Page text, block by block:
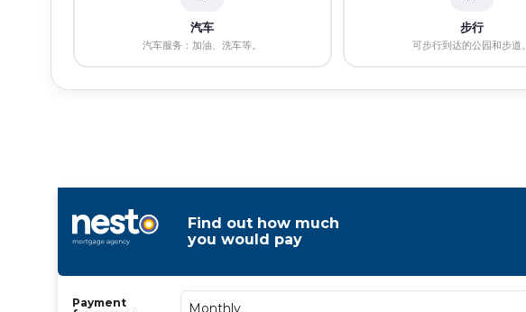
汽车
汽车服务：加油、洗车等。
步行
可步行到达的公园和步道。